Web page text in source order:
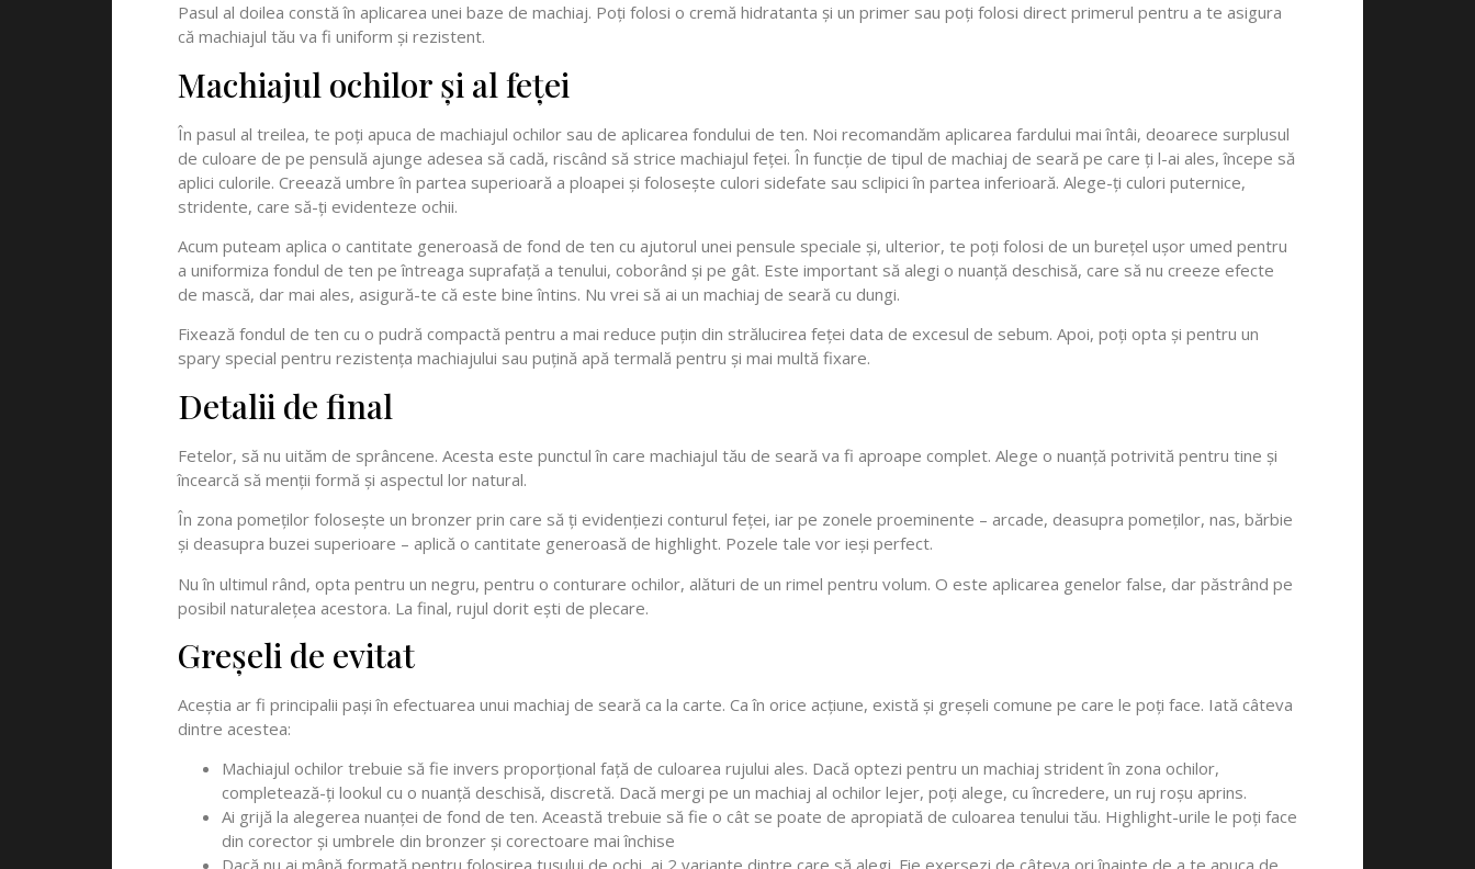
Pasul al doilea constă în aplicarea unei baze de machiaj. Poți folosi o cremă hidratanta și un primer sau poți folosi direct primerul pentru a te asigura
că machiajul tău va fi uniform și rezistent.
Machiajul ochilor și al feței
În pasul al treilea, te poți apuca de machiajul ochilor sau de aplicarea fondului de ten. Noi recomandăm aplicarea fardului mai întâi, deoarece surplusul
de culoare de pe pensulă ajunge adesea să cadă, riscând să strice machiajul feței. În funcție de tipul de machiaj de seară pe care ți l-ai ales, începe să
aplici culorile. Creează umbre în partea superioară a ploapei și folosește culori sidefate sau sclipici în partea inferioară. Alege-ți culori puternice,
stridente, care să-ți evidenteze ochii.
Acum puteam aplica o cantitate generoasă de fond de ten cu ajutorul unei pensule speciale și, ulterior, te poți folosi de un burețel ușor umed pentru
a uniformiza fondul de ten pe întreaga suprafață a tenului, coborând și pe gât. Este important să alegi o nuanță deschisă, care să nu creeze efecte
de mască, dar mai ales, asigură-te că este bine întins. Nu vrei să ai un machiaj de seară cu dungi.
Fixează fondul de ten cu o pudră compactă pentru a mai reduce puțin din strălucirea feței data de excesul de sebum. Apoi, poți opta și pentru un
spary special pentru rezistența machiajului sau puțină apă termală pentru și mai multă fixare.
Detalii de final
Fetelor, să nu uităm de sprâncene. Acesta este punctul în care machiajul tău de seară va fi aproape complet. Alege o nuanță potrivită pentru tine și
încearcă să menții formă și aspectul lor natural.
În zona pomeților folosește un bronzer prin care să ți evidențiezi conturul feței, iar pe zonele proeminente – arcade, deasupra pomeților, nas, bărbie
și deasupra buzei superioare – aplică o cantitate generoasă de highlight. Pozele tale vor ieși perfect.
Nu în ultimul rând, opta pentru un negru, pentru o conturare ochilor, alături de un rimel pentru volum. O este aplicarea genelor false, dar păstrând pe
posibil naturalețea acestora. La final, rujul dorit ești de plecare.
Greșeli de evitat
Aceștia ar fi principalii pași în efectuarea unui machiaj de seară ca la carte. Ca în orice acțiune, există și greșeli comune pe care le poți face. Iată câteva
dintre acestea:
Machiajul ochilor trebuie să fie invers proporțional față de culoarea rujului ales. Dacă optezi pentru un machiaj strident în zona ochilor,
completează-ți lookul cu o nuanță deschisă, discretă. Dacă mergi pe un machiaj al ochilor lejer, poți alege, cu încredere, un ruj roșu aprins.
Ai grijă la alegerea nuanței de fond de ten. Această trebuie să fie o cât se poate de apropiată de culoarea tenului tău. Highlight-urile le poți face
din corector și umbrele din bronzer și corectoare mai închise